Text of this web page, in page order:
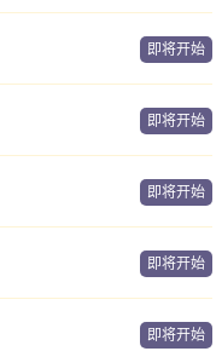
即将开始
即将开始
即将开始
即将开始
即将开始